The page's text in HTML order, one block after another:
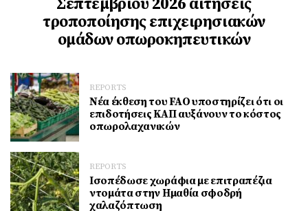
τροποποίησης επιχειρησιακών
ομάδων οπωροκηπευτικών
REPORTS
Νέα έκθεση του FAO υποστηρίζει ότι οι
επιδοτήσεις ΚΑΠ αυξάνουν το κόστος
οπωρολαχανικών
REPORTS
Ισοπέδωσε χωράφια με επιτραπέζια
ντομάτα στην Ημαθία σφοδρή
χαλαζόπτωση